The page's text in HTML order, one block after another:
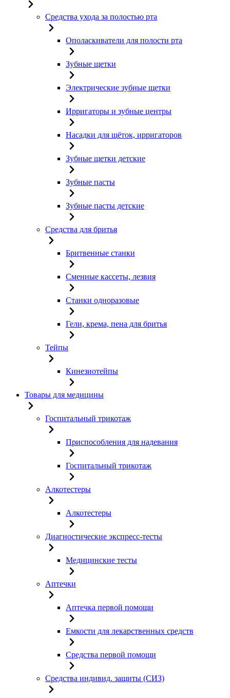
Средства ухода за полостью рта
Ополаскиватели для полости рта
Зубные щетки
Электрические зубные щетки
Ирригаторы и зубные центры
Насадки для щёток, ирригаторов
Зубные щетки детские
Зубные пасты
Зубные пасты детские
Средства для бритья
Бритвенные станки
Сменные кассеты, лезвия
Станки одноразовые
Гели, крема, пена для бритья
Тейпы
Кинезиотейпы
Товары для медицины
Госпитальный трикотаж
Приспособления для надевания
Госпитальный трикотаж
Алкотестеры
Алкотестеры
Диагностические экспресс-тесты
Медицинские тесты
Аптечки
Аптечка первой помощи
Емкости для лекарственных средств
Средства первой помощи
Средства индивид. защиты (СИЗ)